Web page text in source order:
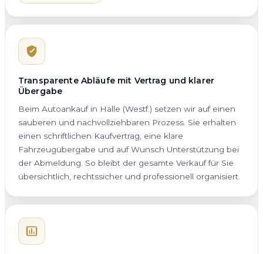
Transparente Abläufe mit Vertrag und klarer
Übergabe
Beim Autoankauf in Halle (Westf.) setzen wir auf einen
sauberen und nachvollziehbaren Prozess. Sie erhalten
einen schriftlichen Kaufvertrag, eine klare
Fahrzeugübergabe und auf Wunsch Unterstützung bei
der Abmeldung. So bleibt der gesamte Verkauf für Sie
übersichtlich, rechtssicher und professionell organisiert.